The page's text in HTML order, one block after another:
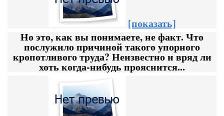
[показать]
Но это, как вы понимаете, не факт. Что
послужило причиной такого упорного
кропотливого труда? Неизвестно и вряд ли
хоть когда-нибудь прояснится...